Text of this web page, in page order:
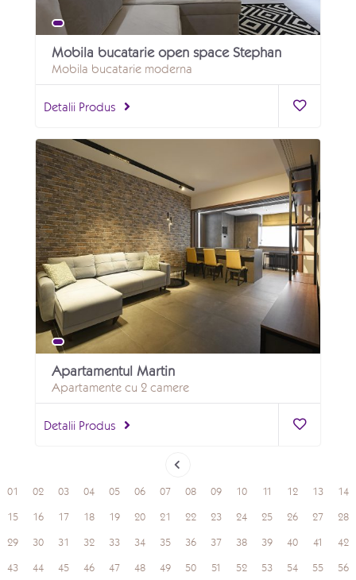
Mobila bucatarie open space Stephan
Mobila bucatarie moderna
Detalii Produs
Apartamentul Martin
Apartamente cu 2 camere
Detalii Produs
01 02 03 04 05 06 07 08 09 10 11 12 13
14
15
16 17 18 19 20 21 22 23 24 25 26 27
28
29
30 31 32 33 34 35 36 37 38 39 40 41
42
43
44 45 46 47 48 49 50 51 52 53 54 55
56